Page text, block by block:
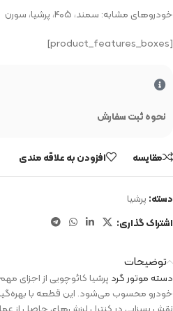
خودروهای مشابه: سمند، ۴۰۵، پرشیا، سورن
[product_features_boxes]
نحوه ثبت سفارش
مقایسه افزودن به علاقه مندی
دسته: پرشیا
اشتراک گذاری:
توضیحات
دسته موتور گرد پرشیا کائوچویی از اجزای
خودرو محسوب می‌شود. این قطعه با